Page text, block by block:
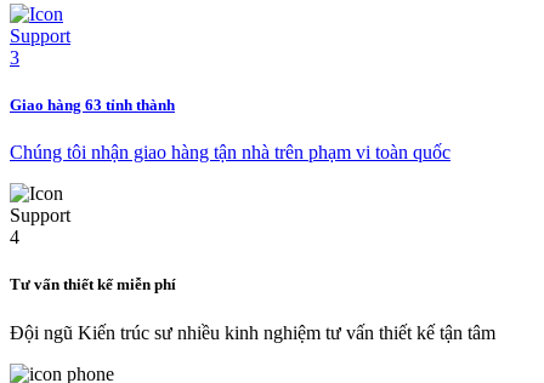
Giao hàng 63 tỉnh thành
Chúng tôi nhận giao hàng tận nhà trên phạm vi toàn quốc
Tư vấn thiết kế miễn phí
Đội ngũ Kiến trúc sư nhiều kinh nghiệm tư vấn thiết kế tận tâm